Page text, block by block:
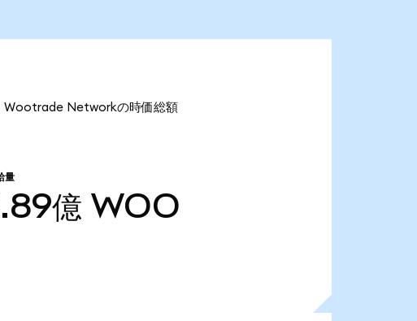
Wootrade Networkの時価総額
量
億 WOO